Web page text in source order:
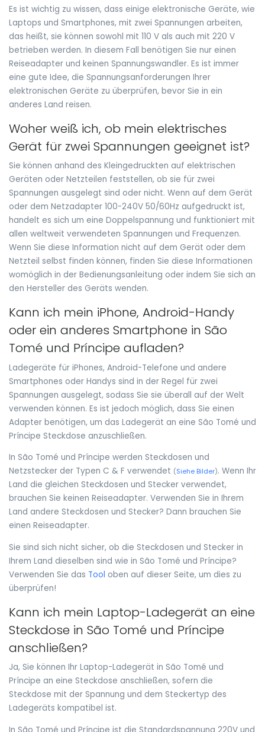
Es ist wichtig zu wissen, dass einige elektronische Geräte, wie
Laptops und Smartphones, mit zwei Spannungen arbeiten,
das heißt, sie können sowohl mit 110 V als auch mit 220 V
betrieben werden. In diesem Fall benötigen Sie nur einen
Reiseadapter und keinen Spannungswandler. Es ist immer
eine gute Idee, die Spannungsanforderungen Ihrer
elektronischen Geräte zu überprüfen, bevor Sie in ein
anderes Land reisen.
Woher weiß ich, ob mein elektrisches
Gerät für zwei Spannungen geeignet ist?
Sie können anhand des Kleingedruckten auf elektrischen
Geräten oder Netzteilen feststellen, ob sie für zwei
Spannungen ausgelegt sind oder nicht. Wenn auf dem Gerät
oder dem Netzadapter 100-240V 50/60Hz aufgedruckt ist,
handelt es sich um eine Doppelspannung und funktioniert mit
allen weltweit verwendeten Spannungen und Frequenzen.
Wenn Sie diese Information nicht auf dem Gerät oder dem
Netzteil selbst finden können, finden Sie diese Informationen
womöglich in der Bedienungsanleitung oder indem Sie sich an
den Hersteller des Geräts wenden.
Kann ich mein iPhone, Android-Handy
oder ein anderes Smartphone in São
Tomé und Príncipe aufladen?
Ladegeräte für iPhones, Android-Telefone und andere
Smartphones oder Handys sind in der Regel für zwei
Spannungen ausgelegt, sodass Sie sie überall auf der Welt
verwenden können. Es ist jedoch möglich, dass Sie einen
Adapter benötigen, um das Ladegerät an eine São Tomé und
Príncipe Steckdose anzuschließen.
In São Tomé und Príncipe werden Steckdosen und
Netzstecker der Typen C & F verwendet (Siehe Bilder). Wenn Ihr
Land die gleichen Steckdosen und Stecker verwendet,
brauchen Sie keinen Reiseadapter. Verwenden Sie in Ihrem
Land andere Steckdosen und Stecker? Dann brauchen Sie
einen Reiseadapter.
Sie sind sich nicht sicher, ob die Steckdosen und Stecker in
Ihrem Land dieselben sind wie in São Tomé und Príncipe?
Verwenden Sie das Tool oben auf dieser Seite, um dies zu
überprüfen!
Kann ich mein Laptop-Ladegerät an eine
Steckdose in São Tomé und Príncipe
anschließen?
Ja, Sie können Ihr Laptop-Ladegerät in São Tomé und
Príncipe an eine Steckdose anschließen, sofern die
Steckdose mit der Spannung und dem Steckertyp des
Ladegeräts kompatibel ist.